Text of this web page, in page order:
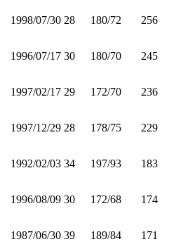
1998/07/30 28 180/72 256
1996/07/17 30 180/70 245
1997/02/17 29 172/70 236
1997/12/29 28 178/75 229
1992/02/03 34 197/93 183
1996/08/09 30 172/68 174
1987/06/30 39 189/84 171